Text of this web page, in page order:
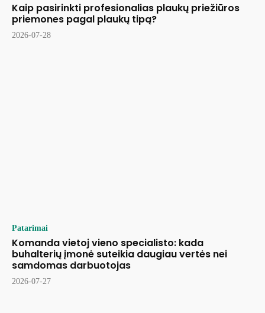
Kaip pasirinkti profesionalias plaukų priežiūros
priemones pagal plaukų tipą?
2026-07-28
Patarimai
Komanda vietoj vieno specialisto: kada
buhalterių įmonė suteikia daugiau vertės nei
samdomas darbuotojas
2026-07-27